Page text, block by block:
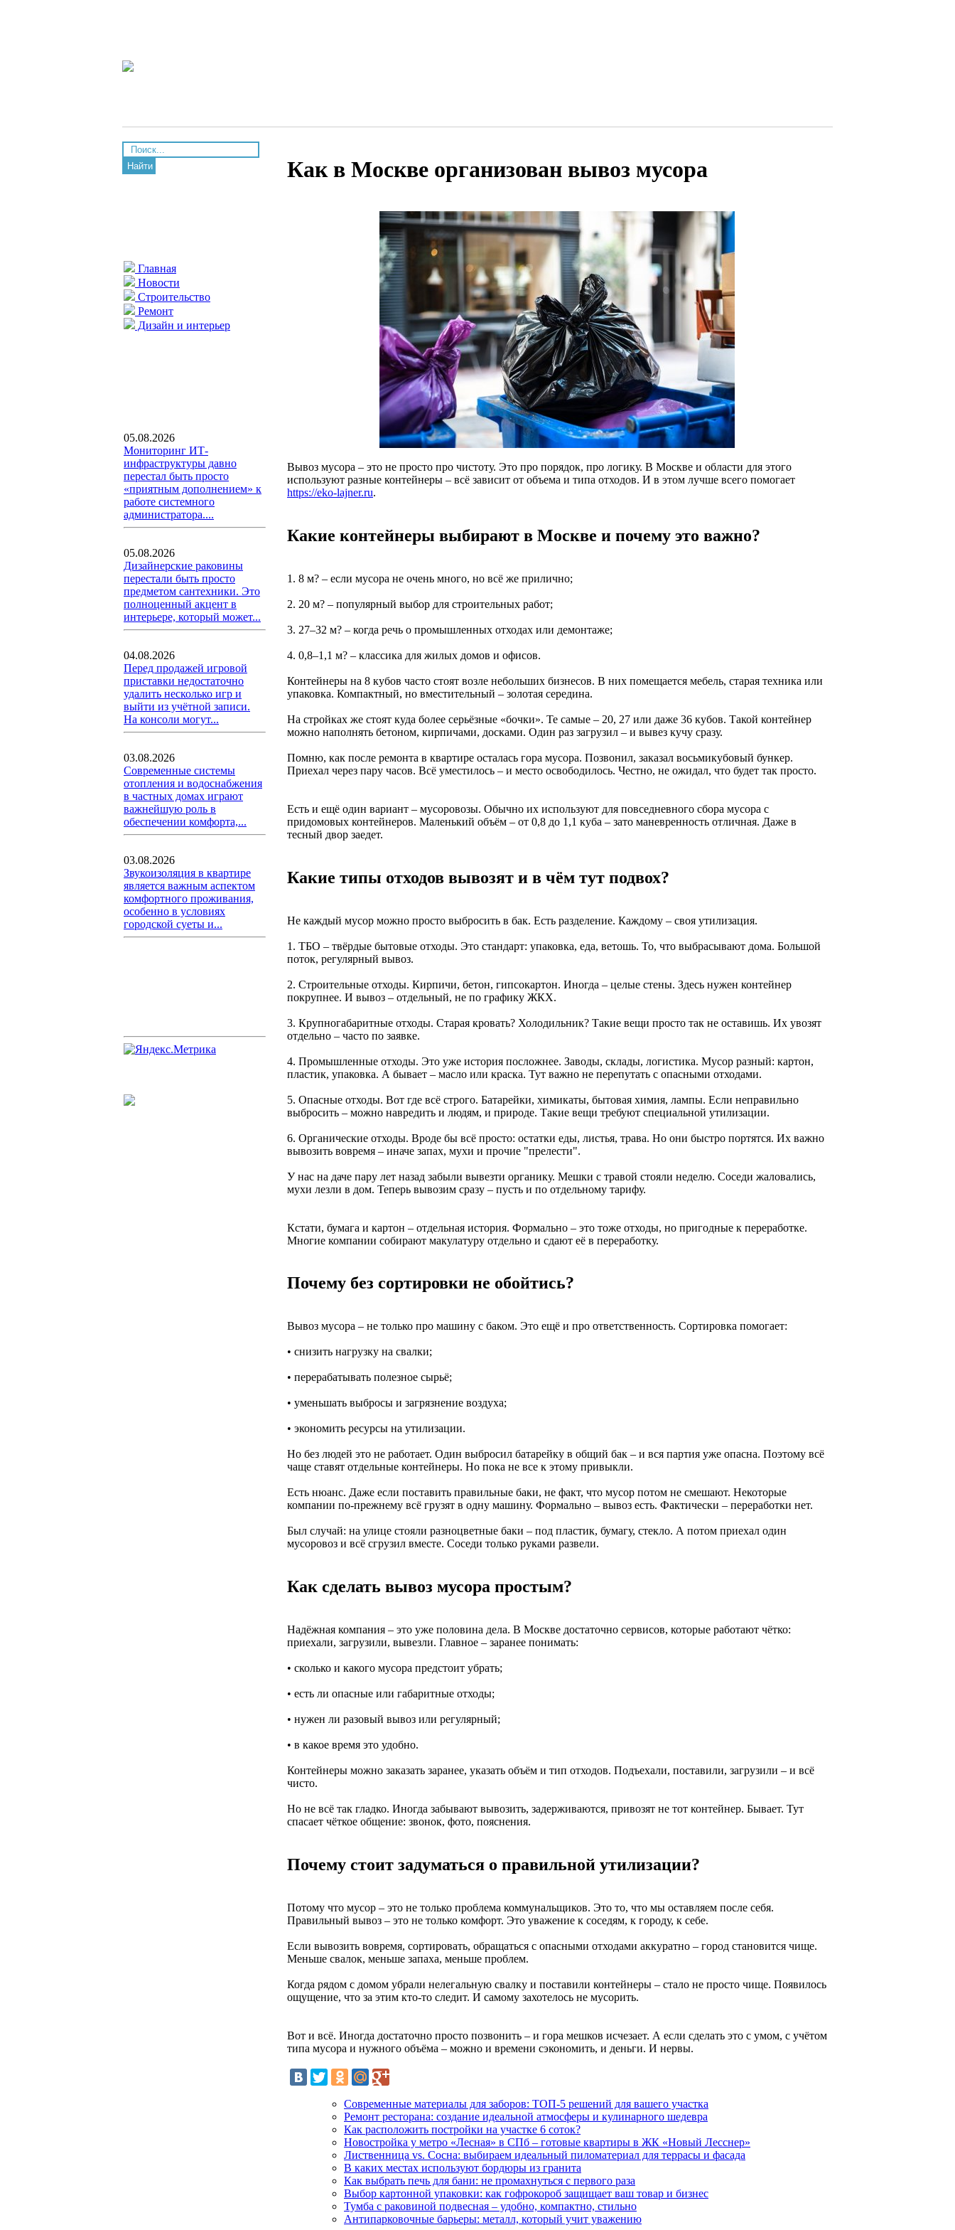
Найти
Главная
Новости
Строительство
Ремонт
Дизайн и интерьер
05.08.2026
Мониторинг ИТ-
инфраструктуры давно
перестал быть просто
«приятным дополнением» к
работе системного
администратора....
05.08.2026
Дизайнерские раковины
перестали быть просто
предметом сантехники. Это
полноценный акцент в
интерьере, который может...
04.08.2026
Перед продажей игровой
приставки недостаточно
удалить несколько игр и
выйти из учётной записи.
На консоли могут...
03.08.2026
Современные системы
отопления и водоснабжения
в частных домах играют
важнейшую роль в
обеспечении комфорта,...
03.08.2026
Звукоизоляция в квартире
является важным аспектом
комфортного проживания,
особенно в условиях
городской суеты и...
Как в Москве организован вывоз мусора
Вывоз мусора – это не просто про чистоту. Это про порядок, про логику. В Москве и области для этого
используют разные контейнеры – всё зависит от объема и типа отходов. И в этом лучше всего помогает
https://eko-lajner.ru.
Какие контейнеры выбирают в Москве и почему это важно?
1. 8 м? – если мусора не очень много, но всё же прилично;
2. 20 м? – популярный выбор для строительных работ;
3. 27–32 м? – когда речь о промышленных отходах или демонтаже;
4. 0,8–1,1 м? – классика для жилых домов и офисов.
Контейнеры на 8 кубов часто стоят возле небольших бизнесов. В них помещается мебель, старая техника или
упаковка. Компактный, но вместительный – золотая середина.
На стройках же стоят куда более серьёзные «бочки». Те самые – 20, 27 или даже 36 кубов. Такой контейнер
можно наполнять бетоном, кирпичами, досками. Один раз загрузил – и вывез кучу сразу.
Помню, как после ремонта в квартире осталась гора мусора. Позвонил, заказал восьмикубовый бункер.
Приехал через пару часов. Всё уместилось – и место освободилось. Честно, не ожидал, что будет так просто.
Есть и ещё один вариант – мусоровозы. Обычно их используют для повседневного сбора мусора с
придомовых контейнеров. Маленький объём – от 0,8 до 1,1 куба – зато маневренность отличная. Даже в
тесный двор заедет.
Какие типы отходов вывозят и в чём тут подвох?
Не каждый мусор можно просто выбросить в бак. Есть разделение. Каждому – своя утилизация.
1. ТБО – твёрдые бытовые отходы. Это стандарт: упаковка, еда, ветошь. То, что выбрасывают дома. Большой
поток, регулярный вывоз.
2. Строительные отходы. Кирпичи, бетон, гипсокартон. Иногда – целые стены. Здесь нужен контейнер
покрупнее. И вывоз – отдельный, не по графику ЖКХ.
3. Крупногабаритные отходы. Старая кровать? Холодильник? Такие вещи просто так не оставишь. Их увозят
отдельно – часто по заявке.
4. Промышленные отходы. Это уже история посложнее. Заводы, склады, логистика. Мусор разный: картон,
пластик, упаковка. А бывает – масло или краска. Тут важно не перепутать с опасными отходами.
5. Опасные отходы. Вот где всё строго. Батарейки, химикаты, бытовая химия, лампы. Если неправильно
выбросить – можно навредить и людям, и природе. Такие вещи требуют специальной утилизации.
6. Органические отходы. Вроде бы всё просто: остатки еды, листья, трава. Но они быстро портятся. Их важно
вывозить вовремя – иначе запах, мухи и прочие "прелести".
У нас на даче пару лет назад забыли вывезти органику. Мешки с травой стояли неделю. Соседи жаловались,
мухи лезли в дом. Теперь вывозим сразу – пусть и по отдельному тарифу.
Кстати, бумага и картон – отдельная история. Формально – это тоже отходы, но пригодные к переработке.
Многие компании собирают макулатуру отдельно и сдают её в переработку.
Почему без сортировки не обойтись?
Вывоз мусора – не только про машину с баком. Это ещё и про ответственность. Сортировка помогает:
• снизить нагрузку на свалки;
• перерабатывать полезное сырьё;
• уменьшать выбросы и загрязнение воздуха;
• экономить ресурсы на утилизации.
Но без людей это не работает. Один выбросил батарейку в общий бак – и вся партия уже опасна. Поэтому всё
чаще ставят отдельные контейнеры. Но пока не все к этому привыкли.
Есть нюанс. Даже если поставить правильные баки, не факт, что мусор потом не смешают. Некоторые
компании по-прежнему всё грузят в одну машину. Формально – вывоз есть. Фактически – переработки нет.
Был случай: на улице стояли разноцветные баки – под пластик, бумагу, стекло. А потом приехал один
мусоровоз и всё сгрузил вместе. Соседи только руками развели.
Как сделать вывоз мусора простым?
Надёжная компания – это уже половина дела. В Москве достаточно сервисов, которые работают чётко:
приехали, загрузили, вывезли. Главное – заранее понимать:
• сколько и какого мусора предстоит убрать;
• есть ли опасные или габаритные отходы;
• нужен ли разовый вывоз или регулярный;
• в какое время это удобно.
Контейнеры можно заказать заранее, указать объём и тип отходов. Подъехали, поставили, загрузили – и всё
чисто.
Но не всё так гладко. Иногда забывают вывозить, задерживаются, привозят не тот контейнер. Бывает. Тут
спасает чёткое общение: звонок, фото, пояснения.
Почему стоит задуматься о правильной утилизации?
Потому что мусор – это не только проблема коммунальщиков. Это то, что мы оставляем после себя.
Правильный вывоз – это не только комфорт. Это уважение к соседям, к городу, к себе.
Если вывозить вовремя, сортировать, обращаться с опасными отходами аккуратно – город становится чище.
Меньше свалок, меньше запаха, меньше проблем.
Когда рядом с домом убрали нелегальную свалку и поставили контейнеры – стало не просто чище. Появилось
ощущение, что за этим кто-то следит. И самому захотелось не мусорить.
Вот и всё. Иногда достаточно просто позвонить – и гора мешков исчезает. А если сделать это с умом, с учётом
типа мусора и нужного объёма – можно и времени сэкономить, и деньги. И нервы.
Современные материалы для заборов: ТОП-5 решений для вашего участка
Ремонт ресторана: создание идеальной атмосферы и кулинарного шедевра
Как расположить постройки на участке 6 соток?
Новостройка у метро «Лесная» в СПб – готовые квартиры в ЖК «Новый Лесснер»
Лиственница vs. Сосна: выбираем идеальный пиломатериал для террасы и фасада
В каких местах используют бордюры из гранита
Как выбрать печь для бани: не промахнуться с первого раза
Выбор картонной упаковки: как гофрокороб защищает ваш товар и бизнес
Тумба с раковиной подвесная – удобно, компактно, стильно
Антипарковочные барьеры: металл, который учит уважению